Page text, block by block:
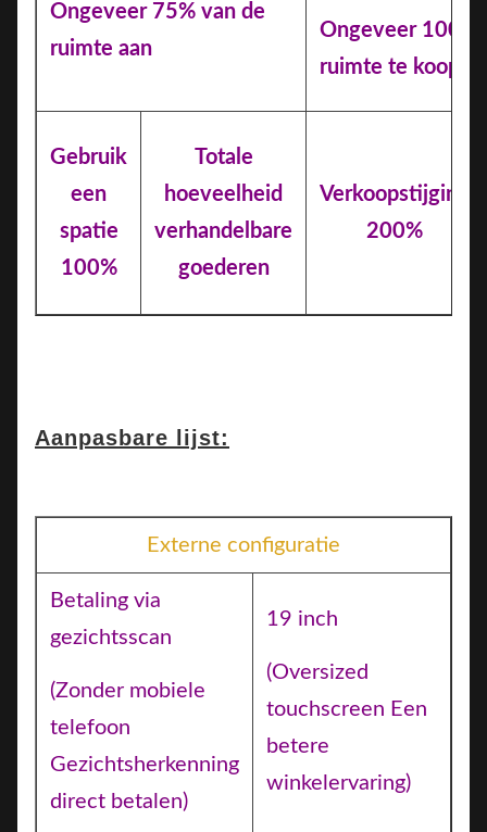
Ongeveer 75% van de
ruimte aan
Ongeveer 100%
ruimte te koop
Gebruik
een
spatie
100%
Totale
hoeveelheid
verhandelbare
goederen
Verkoopstijging
200%
Aanpasbare lijst:
Externe configuratie
Betaling via
gezichtsscan
(Zonder mobiele
telefoon
Gezichtsherkenning
direct betalen)
19 inch
(Oversized
touchscreen Een
betere
winkelervaring)